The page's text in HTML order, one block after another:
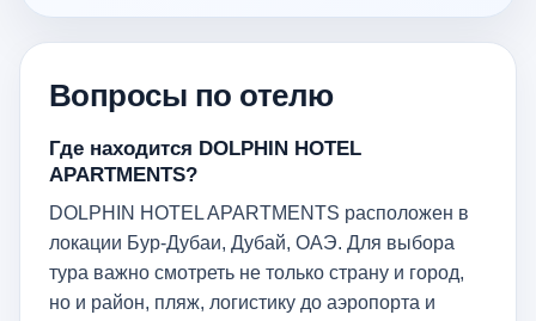
Вопросы по отелю
Где находится DOLPHIN HOTEL
APARTMENTS?
DOLPHIN HOTEL APARTMENTS расположен в
локации Бур-Дубаи, Дубай, ОАЭ. Для выбора
тура важно смотреть не только страну и город,
но и район, пляж, логистику до аэропорта и